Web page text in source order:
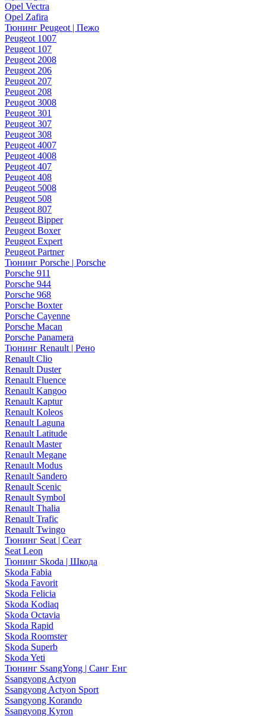
Opel Vectra
Opel Zafira
Тюнинг Peugeot | Пежо
Peugeot 1007
Peugeot 107
Peugeot 2008
Peugeot 206
Peugeot 207
Peugeot 208
Peugeot 3008
Peugeot 301
Peugeot 307
Peugeot 308
Peugeot 4007
Peugeot 4008
Peugeot 407
Peugeot 408
Peugeot 5008
Peugeot 508
Peugeot 807
Peugeot Bipper
Peugeot Boxer
Peugeot Expert
Peugeot Partner
Тюнинг Porsche | Porsche
Porsche 911
Porsche 944
Porsche 968
Porsche Boxter
Porsche Cayenne
Porsche Macan
Porsche Panamera
Тюнинг Renault | Рено
Renault Clio
Renault Duster
Renault Fluence
Renault Kangoo
Renault Kaptur
Renault Koleos
Renault Laguna
Renault Latitude
Renault Master
Renault Megane
Renault Modus
Renault Sandero
Renault Scenic
Renault Symbol
Renault Thalia
Renault Trafic
Renault Twingo
Тюнинг Seat | Сеат
Seat Leon
Тюнинг Skoda | Шкода
Skoda Fabia
Skoda Favorit
Skoda Felicia
Skoda Kodiaq
Skoda Octavia
Skoda Rapid
Skoda Roomster
Skoda Superb
Skoda Yeti
Тюнинг SsangYong | Санг Енг
Ssangyong Actyon
Ssangyong Actyon Sport
Ssangyong Korando
Ssangyong Kyron